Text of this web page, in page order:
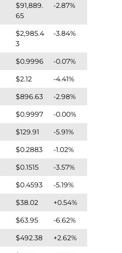
$91,889.
65
-2.87%
$2,985.4
3
-3.84%
$0.9996
-0.07%
$2.12
-4.41%
$896.63
-2.98%
$0.9997
-0.00%
$129.91
-5.91%
$0.2883
-1.02%
$0.1515
-3.57%
$0.4593
-5.19%
$38.02
+0.54%
$63.95
-6.62%
$492.38
+2.62%